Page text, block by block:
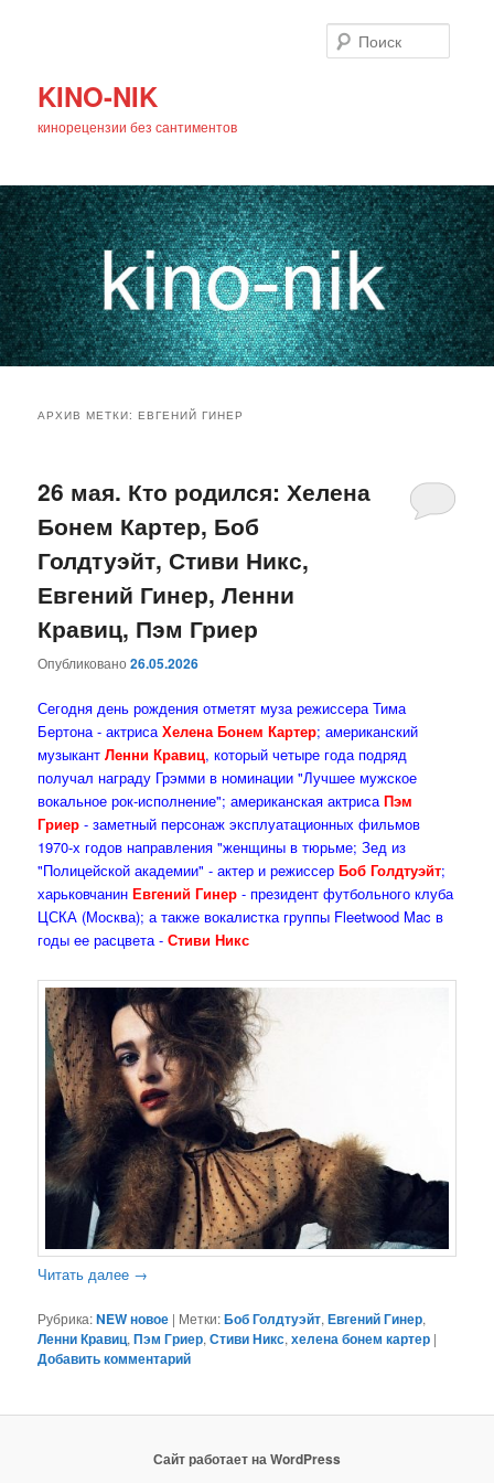
KINO-NIK
кинорецензии без сантиментов
основному
содержимому
дополнительному
содержимому
АРХИВ МЕТКИ:ЕВГЕНИЙ ГИНЕР
26 мая. Кто родился: Хелена
Бонем Картер, Боб
Голдтуэйт, Стиви Никс,
Евгений Гинер, Ленни
Кравиц, Пэм Гриер
Опубликовано26.05.2026
Сегодня день рождения отметят муза режиссера Тима
Бертона - актрисаХелена Бонем Картер; американский
музыкант Ленни Кравиц, который четыре года подряд
получал награду Грэмми в номинации "Лучшее мужское
вокальное рок-исполнение"; американская актрисаПэм
Гриер - заметный персонаж эксплуатационных фильмов
1970-х годов направления "женщины в тюрьме; Зед из
"Полицейской академии" - актер и режиссер Боб Голдтуэйт;
харьковчанин Евгений Гинер - президент футбольного клуба
ЦСКА (Москва); а также вокалистка группы Fleetwood Mac в
годы ее расцвета -Стиви Никс
Читать далее →
Рубрика:NEW новое | Метки:Боб Голдтуэйт,Евгений Гинер,
Ленни Кравиц,Пэм Гриер,Стиви Никс,хелена бонем картер |
Добавить комментарий
Сайт работает на WordPress